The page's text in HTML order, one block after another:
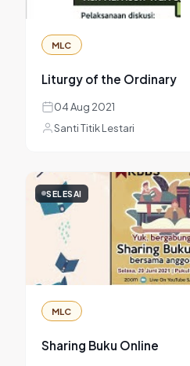
MLC
Liturgy of the Ordinary
04 Aug 2021
Santi Titik Lestari
SELESAI
MLC
Sharing Buku Online